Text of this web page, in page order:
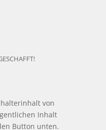
von
Inhalt
Button unten.